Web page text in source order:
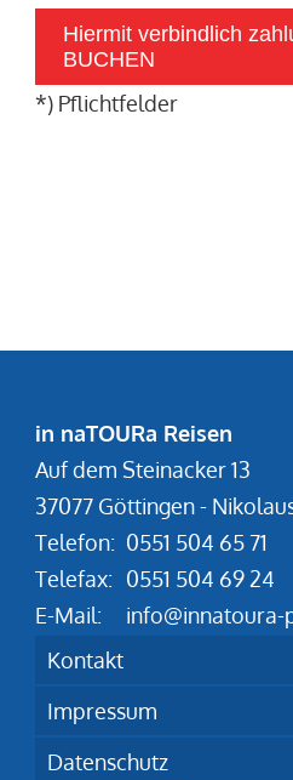
Hiermit verbindlich
BUCHEN
*) Pflichtfelder
in naTOURa Reisen
Auf dem Steinacker 13
37077 Göttingen -
Telefon: 0551 504 65 71
Telefax: 0551 504 69 24
E-Mail:
info@innatoura-
Kontakt
Impressum
Datenschutz